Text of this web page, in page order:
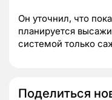
Он уточнил, что
планируется
системой только
Поделиться